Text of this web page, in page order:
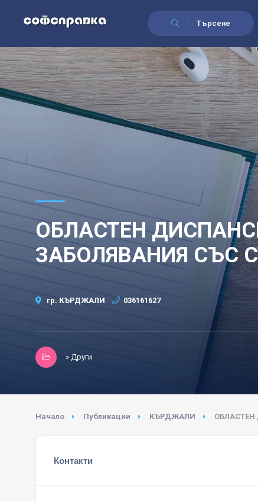
Търсене
ОБЛАСТЕН
ЗАБОЛЯВАНИЯ СЪС
гр. КЪРДЖАЛИ 036161627
» Други
Начало Публикации КЪРДЖАЛИ
Контакти